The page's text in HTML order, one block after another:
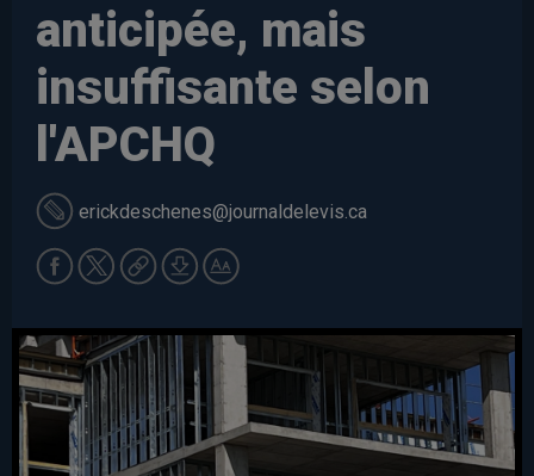
anticipée, mais
insuffisante selon
l'APCHQ
erickdeschenes@journaldelevis.ca